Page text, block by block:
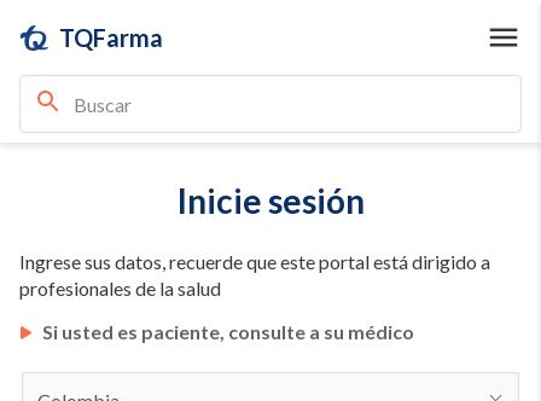
TQFarma
Inicie sesión
Ingrese sus datos, recuerde que este portal está dirigido a
profesionales de la salud
Si usted es paciente, consulte a su médico